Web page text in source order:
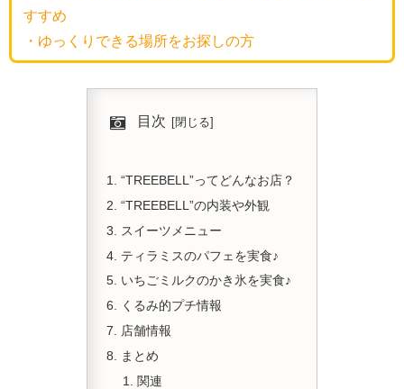
すすめ
・ゆっくりできる場所をお探しの方
目次
“TREEBELL”ってどんなお店？
“TREEBELL”の内装や外観
スイーツメニュー
ティラミスのパフェを実食♪
いちごミルクのかき氷を実食♪
くるみ的プチ情報
店舗情報
まとめ
関連